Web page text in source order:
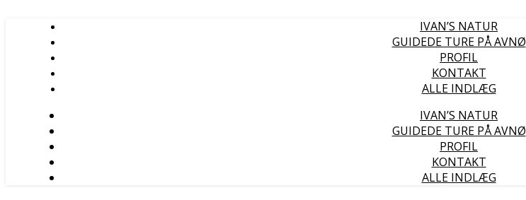
IVAN’S NATUR
GUIDEDE TURE PÅ AVNØ
PROFIL
KONTAKT
ALLE INDLÆG
IVAN’S NATUR
GUIDEDE TURE PÅ AVNØ
PROFIL
KONTAKT
ALLE INDLÆG